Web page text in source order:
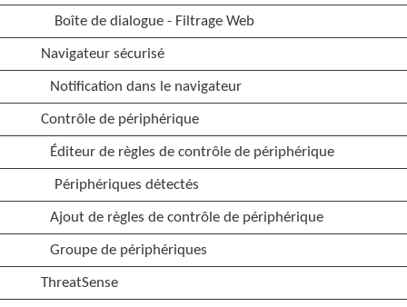
Boîte de dialogue - Filtrage Web
Navigateur sécurisé
Notification dans le navigateur
Contrôle de périphérique
Éditeur de règles de contrôle de périphérique
Périphériques détectés
Ajout de règles de contrôle de périphérique
Groupe de périphériques
ThreatSense